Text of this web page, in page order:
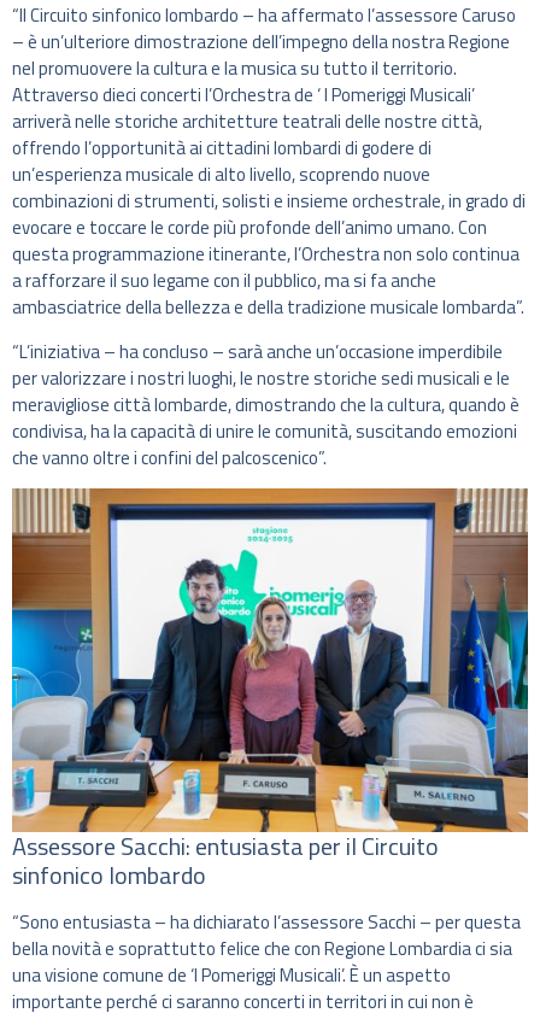
“Il Circuito sinfonico lombardo – ha affermato l’assessore Caruso
– è un’ulteriore dimostrazione dell’impegno della nostra Regione
nel promuovere la cultura e la musica su tutto il territorio.
Attraverso dieci concerti l’Orchestra de ‘ I Pomeriggi Musicali’
arriverà nelle storiche architetture teatrali delle nostre città,
offrendo l’opportunità ai cittadini lombardi di godere di
un’esperienza musicale di alto livello, scoprendo nuove
combinazioni di strumenti, solisti e insieme orchestrale, in grado di
evocare e toccare le corde più profonde dell’animo umano. Con
questa programmazione itinerante, l’Orchestra non solo continua
a rafforzare il suo legame con il pubblico, ma si fa anche
ambasciatrice della bellezza e della tradizione musicale lombarda”.
“L’iniziativa – ha concluso – sarà anche un’occasione imperdibile
per valorizzare i nostri luoghi, le nostre storiche sedi musicali e le
meravigliose città lombarde, dimostrando che la cultura, quando è
condivisa, ha la capacità di unire le comunità, suscitando emozioni
che vanno oltre i confini del palcoscenico”.
Assessore Sacchi: entusiasta per il Circuito
sinfonico lombardo
“Sono entusiasta – ha dichiarato l’assessore Sacchi – per questa
bella novità e soprattutto felice che con Regione Lombardia ci sia
una visione comune de ‘I Pomeriggi Musicali’. È un aspetto
importante perché ci saranno concerti in territori in cui non è